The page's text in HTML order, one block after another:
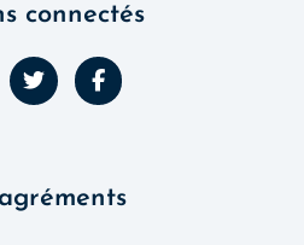
connectés
T
w
i
r
F
a
c
o